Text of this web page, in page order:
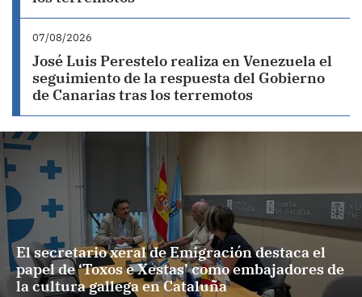
07/08/2026
José Luis Perestelo realiza en Venezuela el
seguimiento de la respuesta del Gobierno
de Canarias tras los terremotos
El secretario xeral de Emigración destaca el
papel de ‘Toxos e Xestas’ como embajadores de
la cultura gallega en Cataluña